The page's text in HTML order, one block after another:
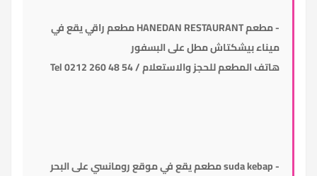
-مطعم
مطعم راقي يقع في
ميناء بيشكتاش مطل على البسفور
هاتف المطعم للحجز والاستعلام / Tel 0212 260 48 54
-
suda kebapمطعم يقع في موقع رومانسي على البحر